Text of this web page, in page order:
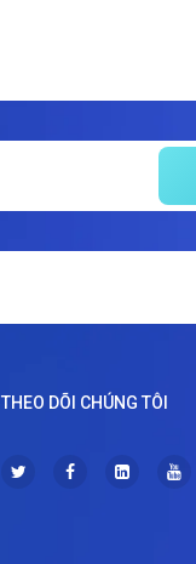
THEO DÕI CHÚNG TÔI